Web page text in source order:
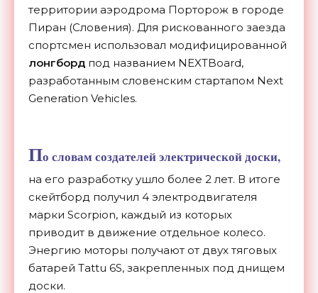
территории аэродрома Порторож в городе
Пиран (Словения). Для рискованного заезда
спортсмен использовал модифицированной
лонгборд под названием NEXTBoard,
разработанным словенским стартапом Next
Generation Vehicles.
По словам создателей электрической доски,
на его разработку ушло более 2 лет. В итоге
скейтборд получил 4 электродвигателя
марки Scorpion, каждый из которых
приводит в движение отдельное колесо.
Энергию моторы получают от двух тяговых
батарей Tattu 6S, закрепленных под днищем
доски.